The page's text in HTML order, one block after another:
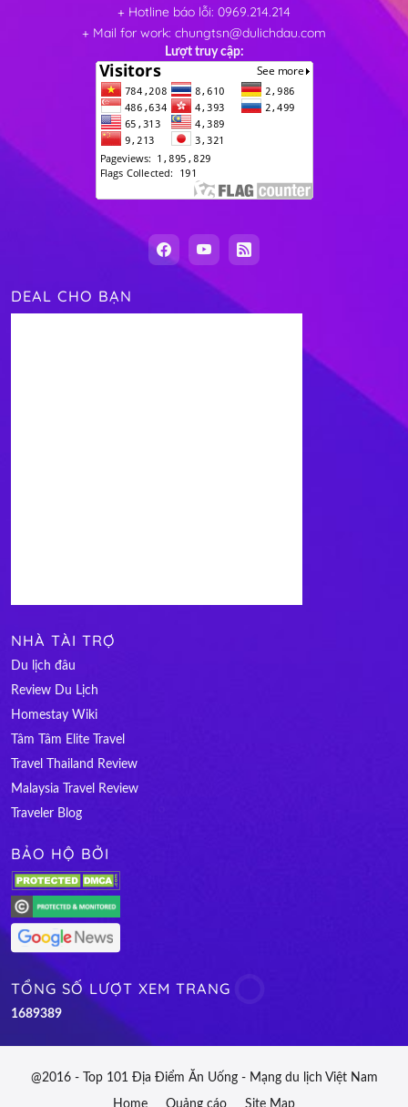
+ Hotline báo lỗi: 0969.214.214
+ Mail for work: chungtsn@dulichdau.com
Lượt truy cập:
DEAL CHO BẠN
NHÀ TÀI TRỢ
Du lịch đâu
Review Du Lịch
Homestay Wiki
Tâm Tâm Elite Travel
Travel Thailand Review
Malaysia Travel Review
Traveler Blog
BẢO HỘ BỞI
TỔNG SỐ LƯỢT XEM TRANG
1689389
@2016 - Top 101 Địa Điểm Ăn Uống - Mạng du lịch Việt Nam
Home Quảng cáo Site Map